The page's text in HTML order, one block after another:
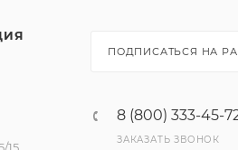
ПОДПИСАТЬСЯ НА
8 (800) 333-45-
ЗАКАЗАТЬ ЗВОНОК